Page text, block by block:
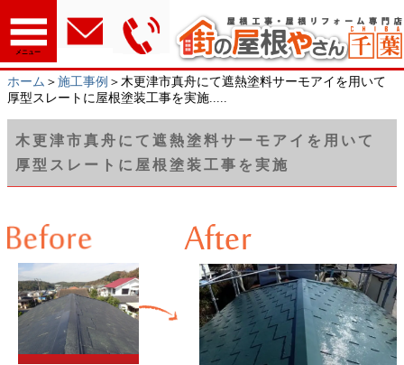
メニュー
ホーム ＞ 施工事例 ＞木更津市真舟にて遮熱塗料サーモアイを用いて
厚型スレートに屋根塗装工事を実施.....
木更津市真舟にて遮熱塗料サーモアイを用いて
厚型スレートに屋根塗装工事を実施